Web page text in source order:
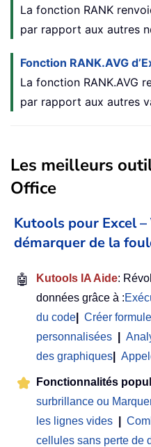
La fonction RANK
par rapport aux autres
Fonction RANK.AVG
La fonction RANK.AVG
par rapport aux autres
Les meilleurs
Office
Kutools pour Excel
démarquer de la
🤖 Kutools IA Aide:
données grâce à :
du code
Créer
personnalisées
des graphiques
Fonctionnalités
surbrillance ou
les lignes vides
cellules sans perte de